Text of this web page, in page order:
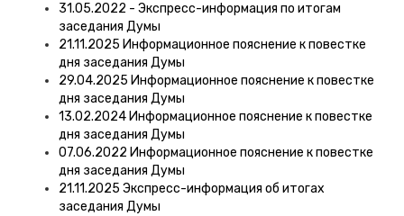
31.05.2022 - Экспресс-информация по итогам
заседания Думы
21.11.2025 Информационное пояснение к повестке
дня заседания Думы
29.04.2025 Информационное пояснение к повестке
дня заседания Думы
13.02.2024 Информационное пояснение к повестке
дня заседания Думы
07.06.2022 Информационное пояснение к повестке
дня заседания Думы
21.11.2025 Экспресс-информация об итогах
заседания Думы